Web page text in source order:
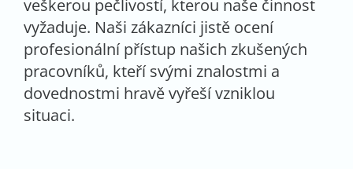
veškerou pečlivostí, kterou naše činnost
vyžaduje. Naši zákazníci jistě ocení
profesionální přístup našich zkušených
pracovníků, kteří svými znalostmi a
dovednostmi hravě vyřeší vzniklou
situaci.